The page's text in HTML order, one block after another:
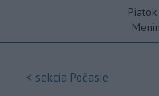
Piatok
< sekcia Počasie